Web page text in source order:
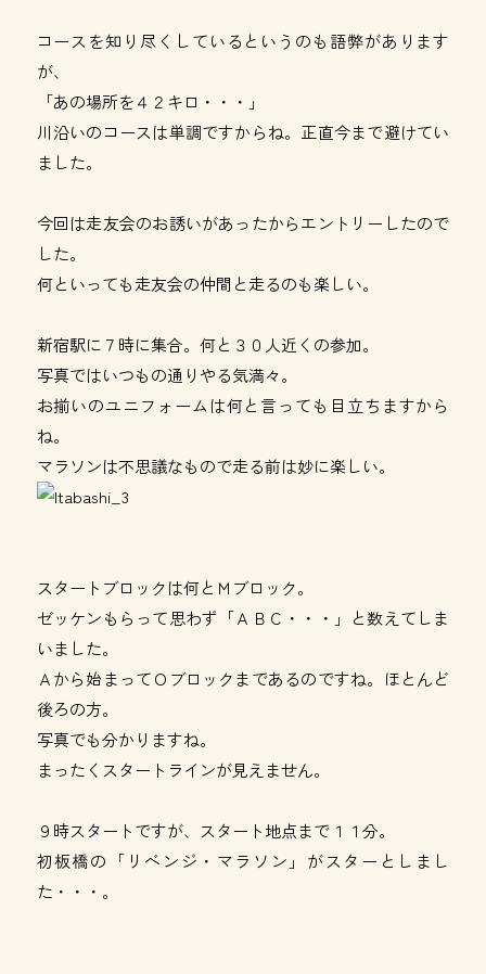
コースを知り尽くしているというのも語弊があります
が、
「あの場所を４２キロ・・・」
川沿いのコースは単調ですからね。正直今まで避けてい
ました。
今回は走友会のお誘いがあったからエントリーしたので
した。
何といっても走友会の仲間と走るのも楽しい。
新宿駅に７時に集合。何と３０人近くの参加。
写真ではいつもの通りやる気満々。
お揃いのユニフォームは何と言っても目立ちますから
ね。
マラソンは不思議なもので走る前は妙に楽しい。
スタートブロックは何とＭブロック。
ゼッケンもらって思わず「ＡＢＣ・・・」と数えてしま
いました。
Ａから始まってＯブロックまであるのですね。ほとんど
後ろの方。
写真でも分かりますね。
まったくスタートラインが見えません。
９時スタートですが、スタート地点まで１１分。
初板橋の「リベンジ・マラソン」がスターとしまし
た・・・。